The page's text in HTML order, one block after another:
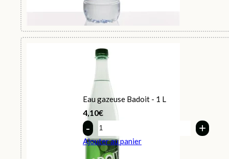
Eau gazeuse Badoit - 1 L
4,10€
Quantity
Ajouter au panier